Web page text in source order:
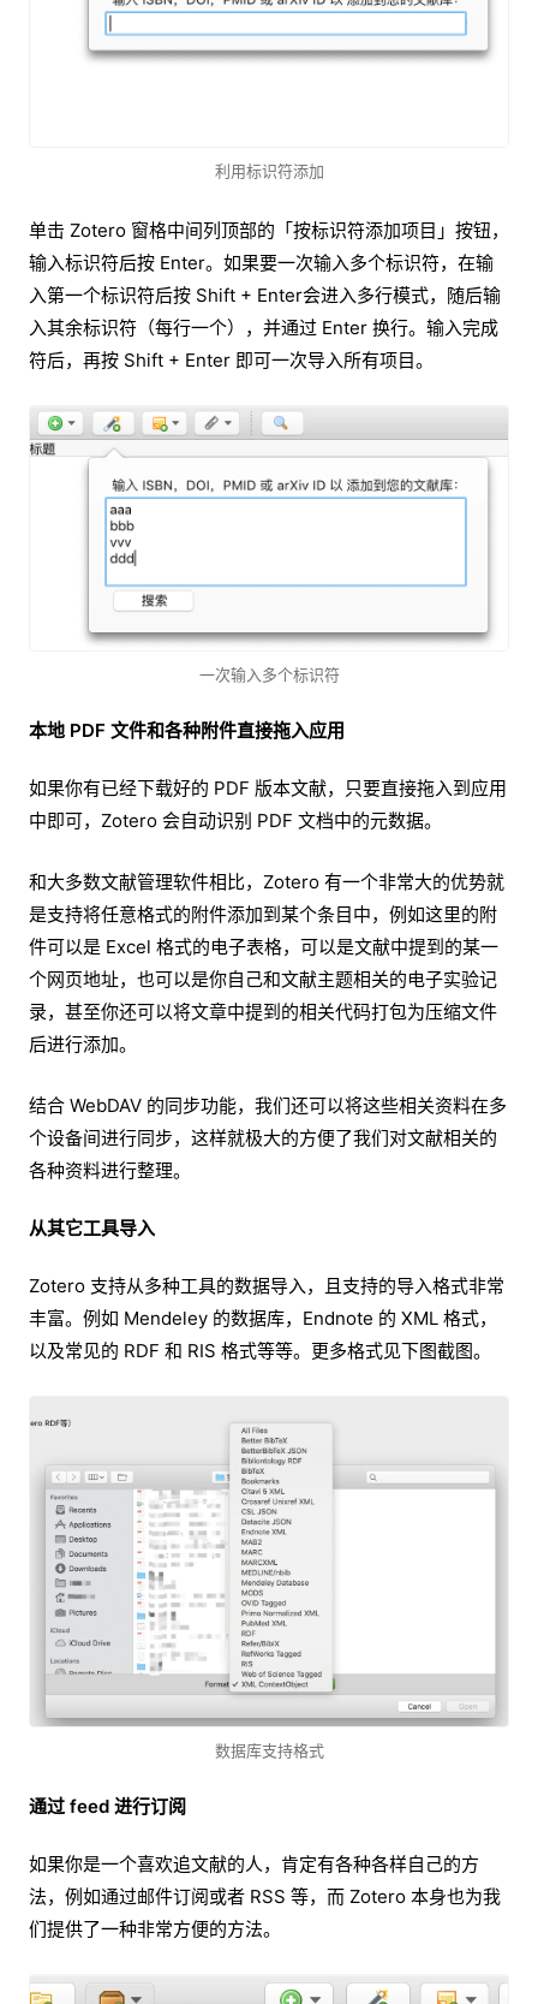
利用标识符添加
单击 Zotero 窗格中间列顶部的「按标识符添加项目」按钮，
输入标识符后按 Enter。如果要一次输入多个标识符，在输
入第一个标识符后按 Shift + Enter会进入多行模式，随后输
入其余标识符（每行一个），并通过 Enter 换行。输入完成
符后，再按 Shift + Enter 即可一次导入所有项目。
一次输入多个标识符
本地 PDF 文件和各种附件直接拖入应用
如果你有已经下载好的 PDF 版本文献，只要直接拖入到应用
中即可，Zotero 会自动识别 PDF 文档中的元数据。
和大多数文献管理软件相比，Zotero 有一个非常大的优势就
是支持将任意格式的附件添加到某个条目中，例如这里的附
件可以是 Excel 格式的电子表格，可以是文献中提到的某一
个网页地址，也可以是你自己和文献主题相关的电子实验记
录，甚至你还可以将文章中提到的相关代码打包为压缩文件
后进行添加。
结合 WebDAV 的同步功能，我们还可以将这些相关资料在多
个设备间进行同步，这样就极大的方便了我们对文献相关的
各种资料进行整理。
从其它工具导入
Zotero 支持从多种工具的数据导入，且支持的导入格式非常
丰富。例如 Mendeley 的数据库，Endnote 的 XML 格式，
以及常见的 RDF 和 RIS 格式等等。更多格式见下图截图。
数据库支持格式
通过 feed 进行订阅
如果你是一个喜欢追文献的人，肯定有各种各样自己的方
法，例如通过邮件订阅或者 RSS 等，而 Zotero 本身也为我
们提供了一种非常方便的方法。